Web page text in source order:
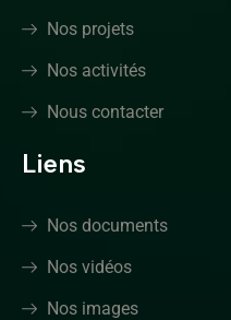
Nos projets
Nos activités
Nous contacter
Liens
Nos documents
Nos vidéos
Nos images